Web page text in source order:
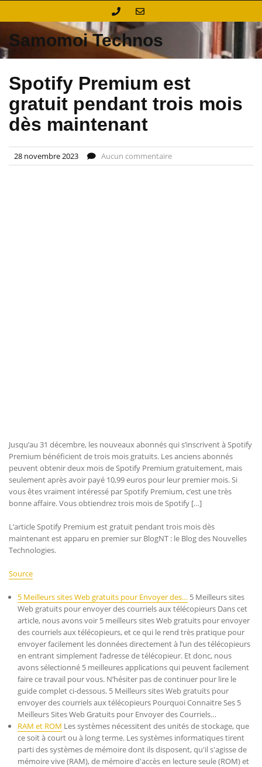
Samomoi Technos
Spotify Premium est
gratuit pendant trois mois
dès maintenant
28 novembre 2023 Aucun commentaire
Jusqu’au 31 décembre, les nouveaux abonnés qui s’inscrivent à Spotify
Premium bénéficient de trois mois gratuits. Les anciens abonnés
peuvent obtenir deux mois de Spotify Premium gratuitement, mais
seulement après avoir payé 10,99 euros pour leur premier mois. Si
vous êtes vraiment intéressé par Spotify Premium, c’est une très
bonne affaire. Vous obtiendrez trois mois de Spotify […]
L’article Spotify Premium est gratuit pendant trois mois dès
maintenant est apparu en premier sur BlogNT : le Blog des Nouvelles
Technologies.
Source
5 Meilleurs sites Web gratuits pour Envoyer des… 5 Meilleurs sites
Web gratuits pour envoyer des courriels aux télécopieurs Dans cet
article, nous avons voir 5 meilleurs sites Web gratuits pour envoyer
des courriels aux télécopieurs, et ce qui le rend très pratique pour
envoyer facilement les données directement à l’un des télécopieurs
en entrant simplement l’adresse de télécopieur. Et donc, nous
avons sélectionné 5 meilleures applications qui peuvent facilement
faire ce travail pour vous. N’hésiter pas de continuer pour lire le
guide complet ci-dessous. 5 Meilleurs sites Web gratuits pour
envoyer des courriels aux télécopieurs Pourquoi Connaitre Ses 5
Meilleurs Sites Web Gratuits pour Envoyer des Courriels…
RAM et ROM Les systèmes nécessitent des unités de stockage, que
ce soit à court ou à long terme. Les systèmes informatiques tirent
parti des systèmes de mémoire dont ils disposent, qu'il s'agisse de
mémoire vive (RAM), de mémoire d'accès en lecture seule (ROM) et